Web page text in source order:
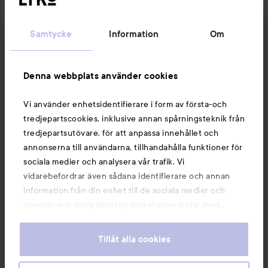
Samtycke Information Om
Denna webbplats använder cookies
Vi använder enhetsidentifierare i form av första-och
tredjepartscookies, inklusive annan spårningsteknik från
tredjepartsutövare, för att anpassa innehållet och
annonserna till användarna, tillhandahålla funktioner för
sociala medier och analysera vår trafik. Vi
vidarebefordrar även sådana identifierare och annan
information från din enhet till de sociala medier och
annons- och analysföretag som vi samarbetar med.
information som du har tillhandahållit eller som de har
våra cookies vid fortsatt användande av vår webbplats.
Tillåt alla cookies
Du kanske också gillar